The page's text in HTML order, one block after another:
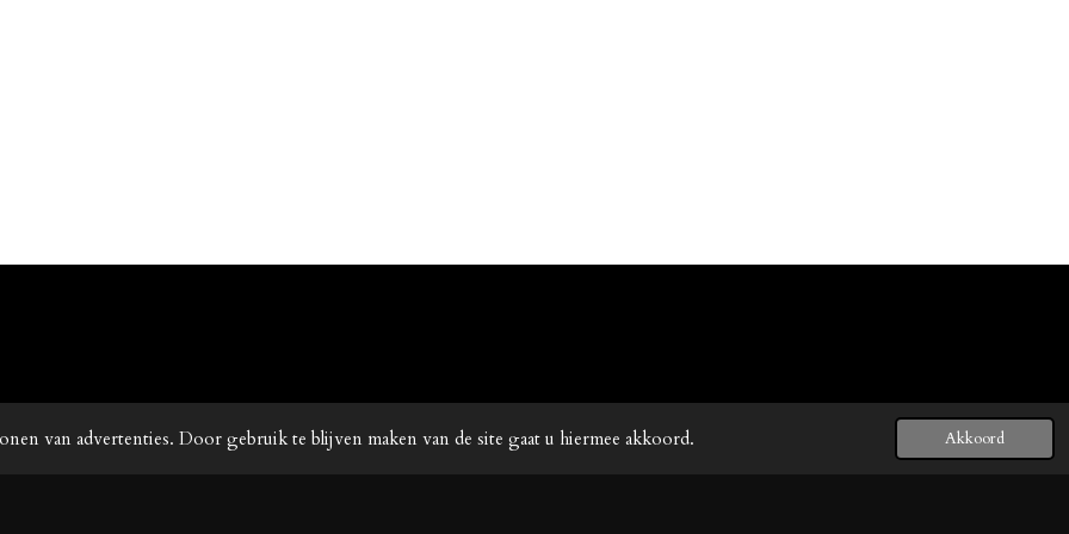
van advertenties. Door gebruik te blijven maken van de site gaat u hiermee akkoord. Akkoord